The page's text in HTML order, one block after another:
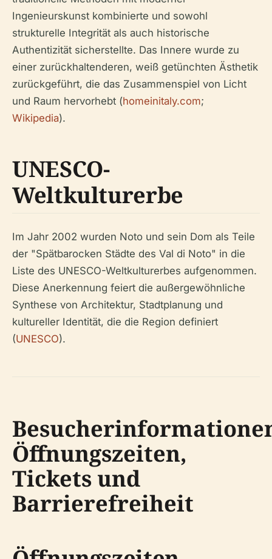
Ingenieurskunst kombinierte und sowohl
strukturelle Integrität als auch historische
Authentizität sicherstellte. Das Innere wurde zu
einer zurückhaltenderen, weiß getünchten Ästhetik
zurückgeführt, die das Zusammenspiel von Licht
und Raum hervorhebt (homeinitaly.com;
Wikipedia).
UNESCO-
Weltkulturerbe
Im Jahr 2002 wurden Noto und sein Dom als Teile
der "Spätbarocken Städte des Val di Noto" in die
Liste des UNESCO-Weltkulturerbes aufgenommen.
Diese Anerkennung feiert die außergewöhnliche
Synthese von Architektur, Stadtplanung und
kultureller Identität, die die Region definiert
(UNESCO).
Öffnungszeiten,
Tickets und
Barrierefreiheit